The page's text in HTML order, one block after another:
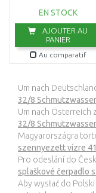
EN STOCK
AJOUTER AU
PANIER
Au comparatif
Um nach
32/8
Um nach Österreich
32/8
Magyarországra
szennyezett vízre
Pro odeslání do
splaškové čerpadlo
Aby wysłać do